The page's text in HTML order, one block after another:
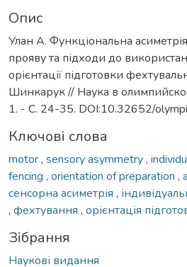
Опис
Улан А. Функціональна асиметрія
прояву та підходи до
орієнтації підготовки
Шинкарук // Наука в
1. - С. 24-35. DOI:10.32652/
Ключові слова
motor, sensory asymmetry,
fencing , orientation of preparation ,
сенсорна асиметрія ,
, фехтування , орієнтація
Зібрання
Наукові видання